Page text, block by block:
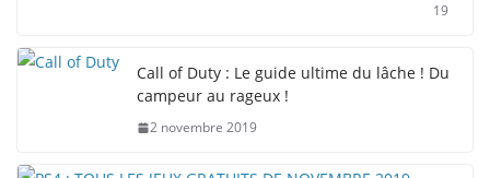
19
Call of Duty : Le guide ultime du lâche ! Du
campeur au rageux !
2 novembre 2019